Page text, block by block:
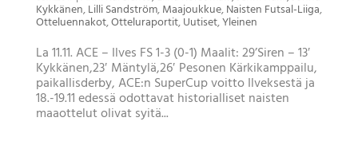
Kykkänen,Lilli Sandström,Maajoukkue,Naisten Futsal-Liiga,
Otteluennakot,Otteluraportit,Uutiset,Yleinen
La 11.11. ACE – Ilves FS 1-3 (0-1) Maalit: 29’Siren – 13′
Kykkänen,23′ Mäntylä,26′ Pesonen Kärkikamppailu,
paikallisderby, ACE:n SuperCup voitto Ilveksestä ja
18.-19.11 edessä odottavat historialliset naisten
maaottelut olivat syitä...